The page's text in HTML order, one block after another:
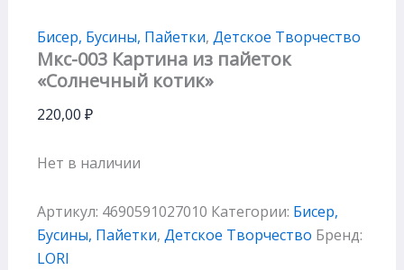
Бисер, Бусины, Пайетки, Детское Творчество
Мкс-003 Картина из пайеток
«Солнечный котик»
220,00 ₽
Нет в наличии
Артикул: 4690591027010 Категории: Бисер,
Бусины, Пайетки, Детское Творчество Бренд:
LORI